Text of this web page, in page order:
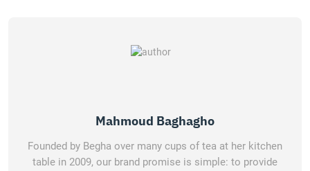
Mahmoud Baghagho
Founded by Begha over many cups of tea at her kitchen
table in 2009, our brand promise is simple: to provide